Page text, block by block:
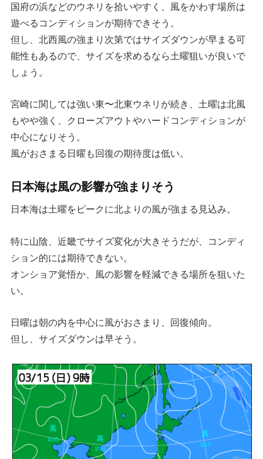
国府の浜などのウネリを拾いやすく、風をかわす場所は
遊べるコンディションが期待できそう。
但し、北西風の強まり次第ではサイズダウンが早まる可
能性もあるので、サイズを求めるなら土曜狙いが良いで
しょう。
宮崎に関しては強い東〜北東ウネリが続き、土曜は北風
もやや強く、クローズアウトやハードコンディションが
中心になりそう。
風がおさまる日曜も回復の期待度は低い。
日本海は風の影響が強まりそう
日本海は土曜をピークに北よりの風が強まる見込み。
特に山陰、近畿でサイズ変化が大きそうだが、コンディ
ション的には期待できない。
オンショア覚悟か、風の影響を軽減できる場所を狙いた
い。
日曜は朝の内を中心に風がおさまり、回復傾向。
但し、サイズダウンは早そう。